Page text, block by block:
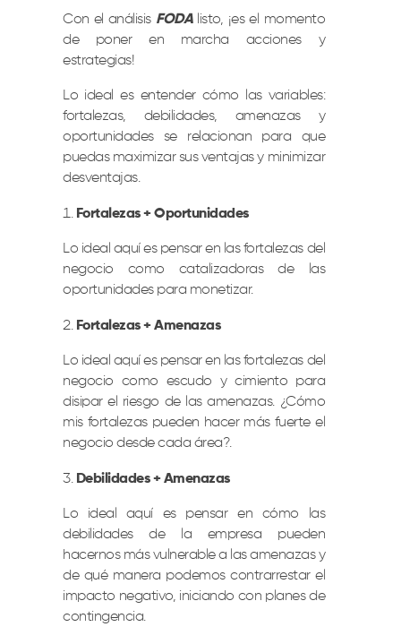
Con el análisis FODAlisto, ¡es el momento
de poner en marcha acciones y
estrategias!
Lo ideal es entender cómo las variables:
fortalezas, debilidades, amenazas y
oportunidades se relacionan para que
puedas maximizar sus ventajas y minimizar
desventajas.
Fortalezas + Oportunidades
Lo ideal aquí es pensar en las fortalezas del
negocio como catalizadoras de las
oportunidades para monetizar.
Fortalezas + Amenazas
Lo ideal aquí es pensar en las fortalezas del
negocio como escudo y cimiento para
disipar el riesgo de las amenazas. ¿Cómo
mis fortalezas pueden hacer más fuerte el
negocio desde cada área?.
Debilidades + Amenazas
Lo ideal aquí es pensar en cómo las
debilidades de la empresa pueden
hacernos más vulnerable a las amenazas y
de qué manera podemos contrarrestar el
impacto negativo, iniciando con planes de
contingencia.